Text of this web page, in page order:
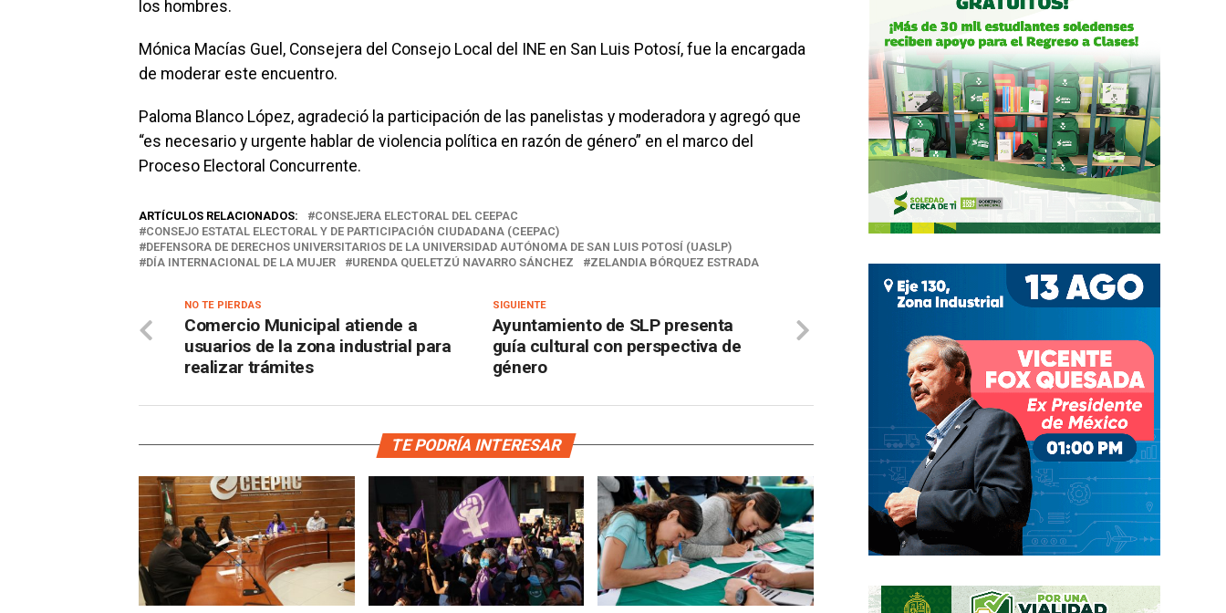
los hombres.
Mónica Macías Guel, Consejera del Consejo Local del INE en San Luis Potosí, fue la encargada
de moderar este encuentro.
Paloma Blanco López, agradeció la participación de las panelistas y moderadora y agregó que
“es necesario y urgente hablar de violencia política en razón de género” en el marco del
Proceso Electoral Concurrente.
ARTÍCULOS RELACIONADOS:
CONSEJERA ELECTORAL DEL CEEPAC
CONSEJO ESTATAL ELECTORAL Y DE PARTICIPACIÓN CIUDADANA (CEEPAC)
DEFENSORA DE DERECHOS UNIVERSITARIOS DE LA UNIVERSIDAD AUTÓNOMA DE SAN LUIS POTOSÍ (UASLP)
DÍA INTERNACIONAL DE LA MUJER
URENDA QUELETZÚ NAVARRO SÁNCHEZ ZELANDIA BÓRQUEZ ESTRADA
SIGUIENTE
Ayuntamiento de SLP presenta
guía cultural con perspectiva de
género
NO TE PIERDAS
Comercio Municipal atiende a
usuarios de la zona industrial para
realizar trámites
TE PODRÍA INTERESAR